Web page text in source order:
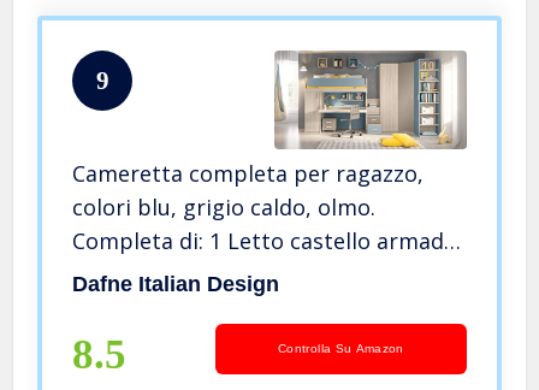
9
Cameretta completa per ragazzo,
colori blu, grigio caldo, olmo.
Completa di: 1 Letto castello armadio
+ scrivania – 2 Mensola – Comodini –
% Made in Italy (SF21)
Dafne Italian Design
8.5 Controlla Su Amazon